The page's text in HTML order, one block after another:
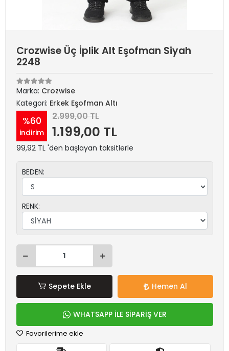
Crozwise Üç İplik Alt Eşofman Siyah
2248
Marka: Crozwise
Kategori: Erkek Eşofman Altı
%60
indirim
2.999,00 TL
1.199,00 TL
99,92 TL 'den başlayan taksitlerle
BEDEN:
RENK:
Sepete Ekle Hemen Al
WHATSAPP İLE SİPARİŞ VER
Favorilerime ekle